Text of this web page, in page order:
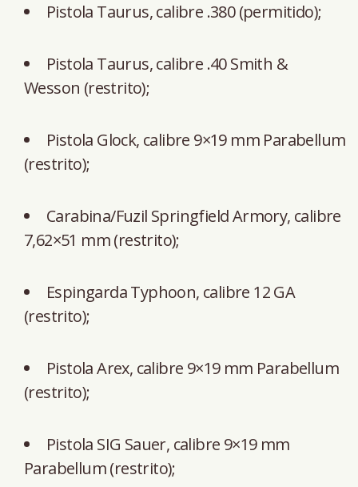
Pistola Taurus, calibre .380 (permitido);
Pistola Taurus, calibre .40 Smith &
Wesson (restrito);
Pistola Glock, calibre 9×19 mm Parabellum
(restrito);
Carabina/Fuzil Springfield Armory, calibre
7,62×51 mm (restrito);
Espingarda Typhoon, calibre 12 GA
(restrito);
Pistola Arex, calibre 9×19 mm Parabellum
(restrito);
Pistola SIG Sauer, calibre 9×19 mm
Parabellum (restrito);